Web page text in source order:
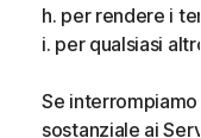
h. per rendere i
i. per qualsiasi
Se interrompiamo
sostanziale ai